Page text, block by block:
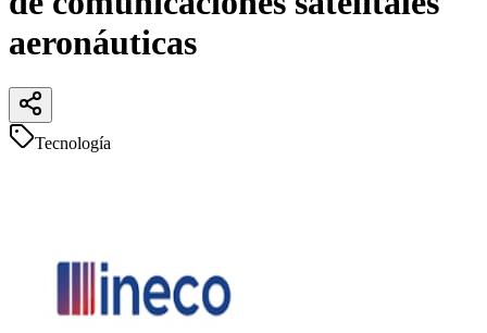
aeronáuticas
Tecnología